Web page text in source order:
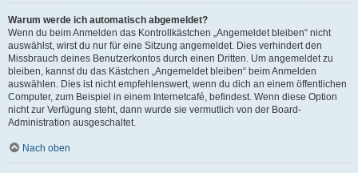
Warum werde ich automatisch abgemeldet?
Wenn du beim Anmelden das Kontrollkästchen „Angemeldet bleiben“ nicht
auswählst, wirst du nur für eine Sitzung angemeldet. Dies verhindert den
Missbrauch deines Benutzerkontos durch einen Dritten. Um angemeldet zu
bleiben, kannst du das Kästchen „Angemeldet bleiben“ beim Anmelden
auswählen. Dies ist nicht empfehlenswert, wenn du dich an einem öffentlichen
Computer, zum Beispiel in einem Internetcafé, befindest. Wenn diese Option
nicht zur Verfügung steht, dann wurde sie vermutlich von der Board-
Administration ausgeschaltet.
Nach oben